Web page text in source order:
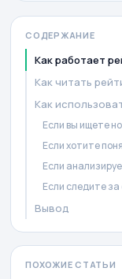
СОДЕРЖАНИЕ
Как работает
Как читать
Как
Если вы ищете
Если хотите
Если
Если следите
Вывод
ПОХОЖИЕ СТАТЬИ